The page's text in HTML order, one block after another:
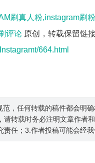
刷真人粉,instagram刷
评论原创，转载保留链接
664.html
范，任何转载的稿件都会明
请转载时务必注明文章作者
责任；3.作者投稿可能会经我